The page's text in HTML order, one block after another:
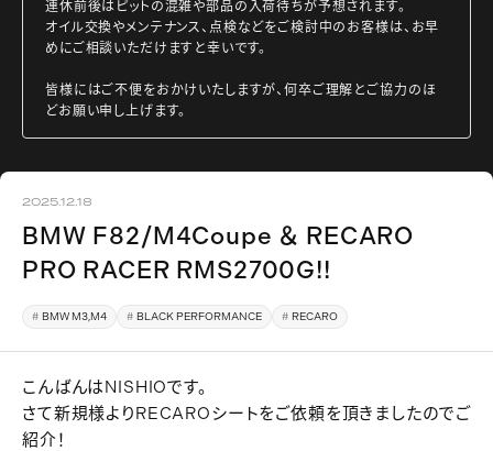
連休前後はピットの混雑や部品の入荷待ちが予想されます。
オイル交換やメンテナンス、点検などをご検討中のお客様は、お早
めにご相談いただけますと幸いです。
皆様にはご不便をおかけいたしますが、何卒ご理解とご協力のほ
どお願い申し上げます。
2025.12.18
BMW F82/M4Coupe ＆ RECARO
PRO RACER RMS2700G!!
BMW M3,M4 BLACK PERFORMANCE RECARO
こんばんはNISHIOです。
さて新規様よりRECAROシートをご依頼を頂きましたのでご
紹介！